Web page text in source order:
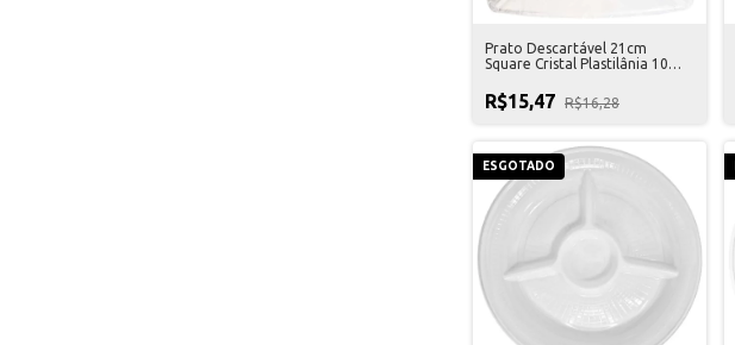
Prato Descartável 21cm
Square Cristal Plastilânia 10
R$15,47 R$16,28
ESGOTADO